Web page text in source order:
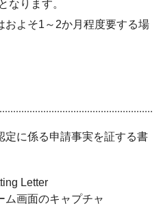
なります。
およそ1～2か月程度要する場
定に係る申請事実を証する書
Letter
画面のキャプチャ